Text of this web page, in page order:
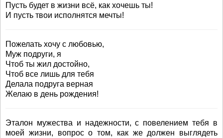
Пусть будет в жизни всё, как хочешь ты!
И пусть твои исполнятся мечты!
Пожелать хочу с любовью,
Муж подруги, я
Чтоб ты жил достойно,
Чтоб все лишь для тебя
Делала подруга верная
Желаю в день рождения!
Эталон мужества и надежности, с повелением тебя в
моей жизни, вопрос о том, как же должен выглядеть